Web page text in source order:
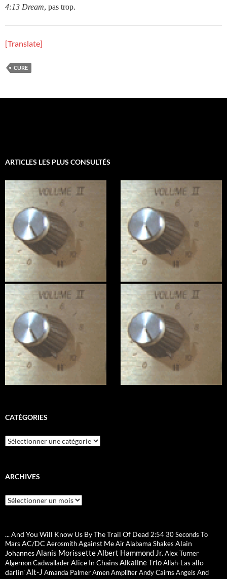
4:13 Dream, pas trop.
[Translate]
CURE
ARTICLES LES PLUS CONSULTÉS
CATÉGORIES
Catégories
ARCHIVES
Archives
... And You Will Know Us By The Trail Of Dead 2:5430 Seconds To
Mars AC/DC AerosmithAgainst MeAirAlabama Shakes Alain
JohannesAlanis MorissetteAlbert Hammond Jr.Alex Turner
Algernon CadwalladerAlice In ChainsAlkaline TrioAllah-Las allo
darlin'Alt-J Amanda PalmerAmenAmplifierAndy Cairns Angels And